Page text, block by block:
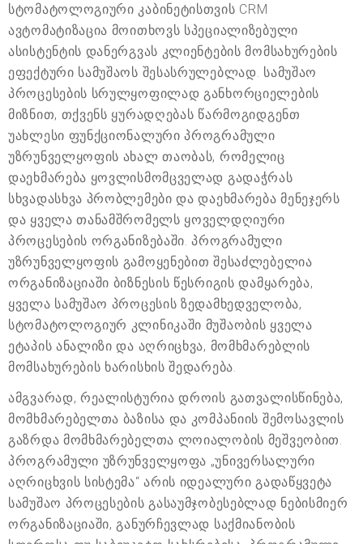
სტომატოლოგიური კაბინეტისთვის CRM
ავტომატიზაცია მოითხოვს სპეციალიზებული
ასისტენტის დანერგვას კლიენტების მომსახურების
ეფექტური სამუშაოს შესასრულებლად. სამუშაო
პროცესების სრულყოფილად განხორციელების
მიზნით, თქვენს ყურადღებას წარმოგიდგენთ
უახლესი ფუნქციონალური პროგრამული
უზრუნველყოფის ახალ თაობას, რომელიც
დაეხმარება ყოვლისმომცველად გადაჭრას
სხვადასხვა პრობლემები და დაეხმარება მენეჯერს
და ყველა თანამშრომელს ყოველდღიური
პროცესების ორგანიზებაში. პროგრამული
უზრუნველყოფის გამოყენებით შესაძლებელია
ორგანიზაციაში ბიზნესის წესრიგის დამყარება,
ყველა სამუშაო პროცესის ზედამხედველობა,
სტომატოლოგიურ კლინიკაში მუშაობის ყველა
ეტაპის ანალიზი და აღრიცხვა, მომხმარებლის
მომსახურების ხარისხის შედარება.
ამგვარად, რეალისტურია დროის გათვალისწინება,
მომხმარებელთა ბაზისა და კომპანიის შემოსავლის
გაზრდა მომხმარებელთა ლოიალობის მეშვეობით.
პროგრამული უზრუნველყოფა „უნივერსალური
აღრიცხვის სისტემა“ არის იდეალური გადაწყვეტა
სამუშაო პროცესების გასაუმჯობესებლად ნებისმიერ
ორგანიზაციაში, განურჩევლად საქმიანობის